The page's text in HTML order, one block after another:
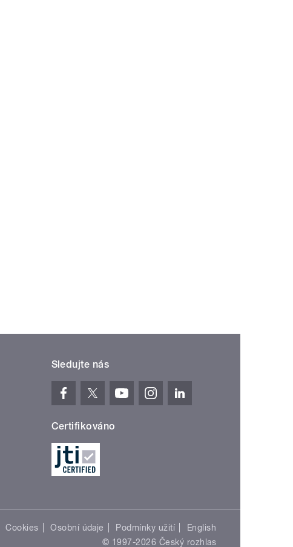
Sledujte nás
Certifikováno
Cookies Osobní údaje Podmínky užití
English
© 1997-2026 Český rozhlas